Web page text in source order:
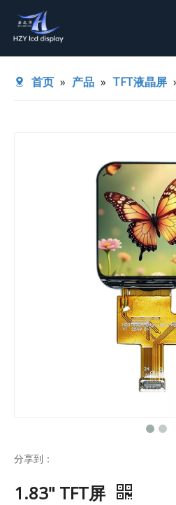
首页 » 产品 » TFT液晶屏
分享到：
1.83" TFT屏